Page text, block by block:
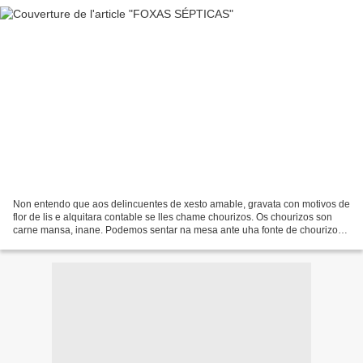
Non entendo que aos delincuentes de xesto amable, gravata con motivos de
flor de lis e alquitara contable se lles chame chourizos. Os chourizos son
carne mansa, inane. Podemos sentar na mesa ante uha fonte de chourizos